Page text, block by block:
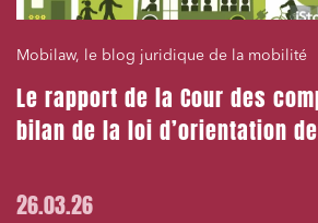
Mobilaw, le blog juridique de la mobilité
Le rapport de la Cour des
bilan de la loi d’orientation
26.03.26